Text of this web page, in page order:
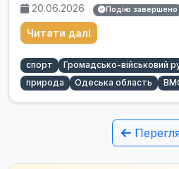
20.06.2026 Подію завершено
Читати далі
спорт Громадсько-військовий
природа
Одеська область